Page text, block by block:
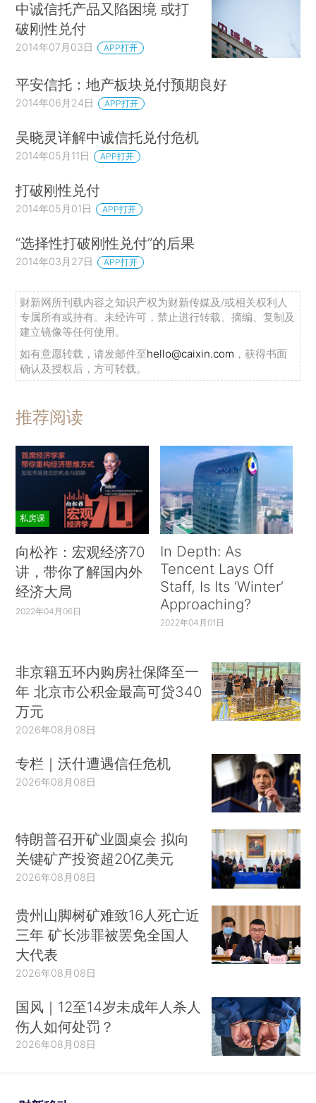
中诚信托产品又陷困境 或打
破刚性兑付
2014年07月03日 APP打开
平安信托：地产板块兑付预期良好
2014年06月24日 APP打开
吴晓灵详解中诚信托兑付危机
2014年05月11日 APP打开
打破刚性兑付
2014年05月01日 APP打开
“选择性打破刚性兑付”的后果
2014年03月27日 APP打开
财新网所刊载内容之知识产权为财新传媒及/或相关权利人
专属所有或持有。未经许可，禁止进行转载、摘编、复制及
建立镜像等任何使用。
如有意愿转载，请发邮件至hello@caixin.com ，获得书面
确认及授权后，方可转载。
推荐阅读
私房课
向松祚：宏观经济70
讲，带你了解国内外
经济大局
2022年04月06日
In Depth: As
Tencent Lays Off
Staff, Is Its ‘Winter’
Approaching?
2022年04月01日
非京籍五环内购房社保降至一
年 北京市公积金最高可贷340
万元
2026年08月08日
专栏｜沃什遭遇信任危机
2026年08月08日
特朗普召开矿业圆桌会 拟向
关键矿产投资超20亿美元
2026年08月08日
贵州山脚树矿难致16人死亡近
三年 矿长涉罪被罢免全国人
大代表
2026年08月08日
国风｜12至14岁未成年人杀人
伤人如何处罚？
2026年08月08日